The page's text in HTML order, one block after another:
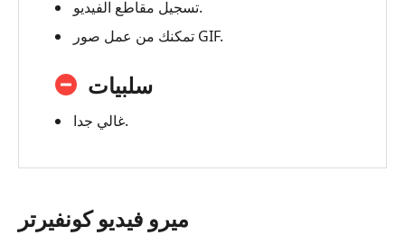
تسجيل مقاطع الفيديو.
تمكنك من عمل صور GIF.
سلبيات
غالي جدا.
ميرو فيديو كونفيرتر